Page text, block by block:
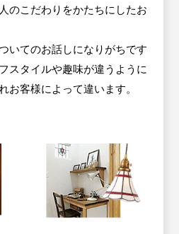
のこだわりをかたちにしたお
いてのお話しになりがちです
スタイルや趣味が違うように
お客様によって違います。